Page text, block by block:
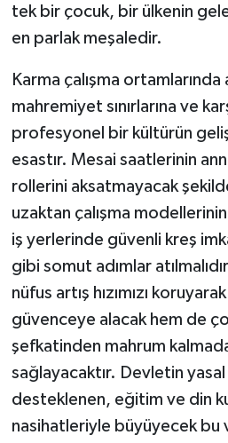
tek bir çocuk, bir ülkenin
en parlak meşaledir.
Karma çalışma
mahremiyet sınırlarına ve
profesyonel bir kültürün
esastır. Mesai saatlerinin
rollerini aksatmayacak
uzaktan çalışma modellerinin
iş yerlerinde güvenli kreş
gibi somut adımlar
nüfus artış hızımızı
güvenceye alacak hem de
şefkatinden mahrum
sağlayacaktır. Devletin
desteklenen, eğitim ve din
nasihatleriyle büyüyecek bu